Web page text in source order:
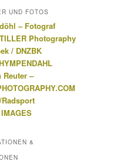
UND FOTOS
– Fotograf
Photography
/ DNZBK
Reuter –
&